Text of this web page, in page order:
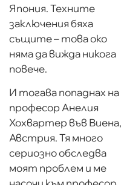
Япония. Техните
заключения бяха
същите – това око
няма да вижда никога
повече.
И тогава попаднах на
професор Анелия
Хохвартер във Виена,
Австрия. Тя много
сериозно обследва
моят проблем и ме